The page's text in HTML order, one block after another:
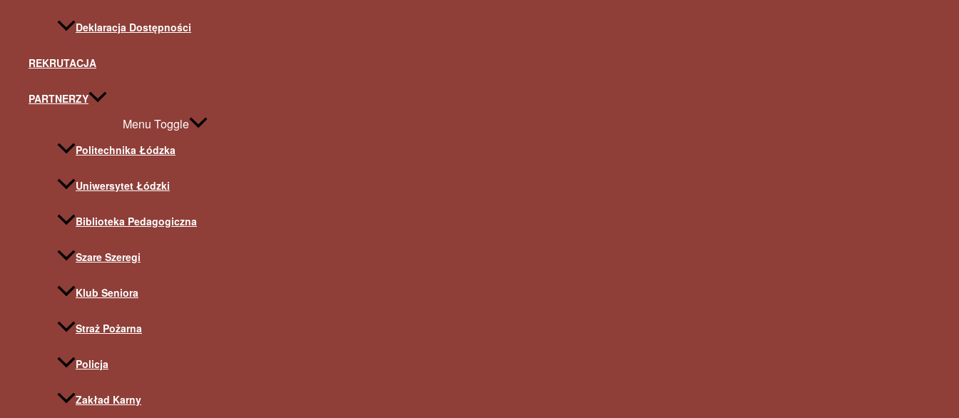
Deklaracja Dostępności
REKRUTACJA
PARTNERZY
Menu Toggle
Politechnika Łódzka
Uniwersytet Łódzki
Biblioteka Pedagogiczna
Szare Szeregi
Klub Seniora
Straż Pożarna
Policja
Zakład Karny